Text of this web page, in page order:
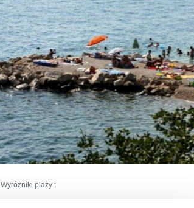
Wyróżniki plaży :